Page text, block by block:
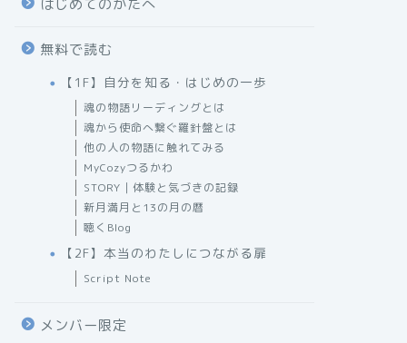
はじめてのかたへ
無料で読む
【1F】自分を知る・はじめの一歩
魂の物語リーディングとは
魂から使命へ繋ぐ羅針盤とは
他の人の物語に触れてみる
MyCozyつるかわ
STORY｜体験と気づきの記録
新月満月と13の月の暦
聴くBlog
【2F】本当のわたしにつながる扉
Script Note
メンバー限定